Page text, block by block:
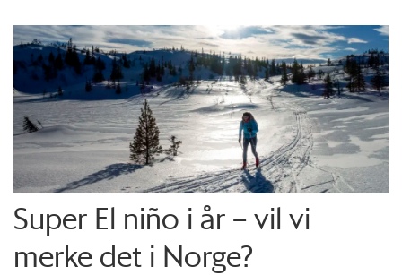
Super El niño i år – vil vi
merke det i Norge?